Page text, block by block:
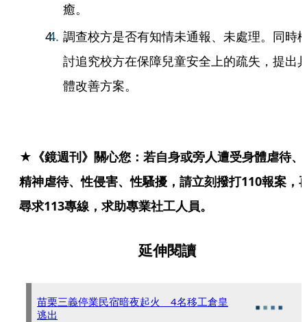
癒。
調查校方是否有知情未通報、未處理。同時
討追究校方在保障兒童安全上的疏失，提出
體改善方案。
★《鏡週刊》關心您：若自身或旁人遭受身體虐待、
精神虐待、性侵害、性騷擾，請立刻撥打110報案，
尋求113專線，求助專業社工人員。
延伸閱讀
苗栗三義停業民宿暗夜起火 4名移工倉皇
逃出